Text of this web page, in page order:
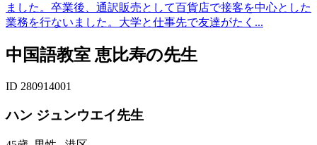
ました。卒業後、通訳販売として百貨店で接客を中心とした
業務を行ないました。大学と仕事先で友達がたく...
中国語教室 恵比寿の先生
ID 280914001
ハン ジュンウエイ先生